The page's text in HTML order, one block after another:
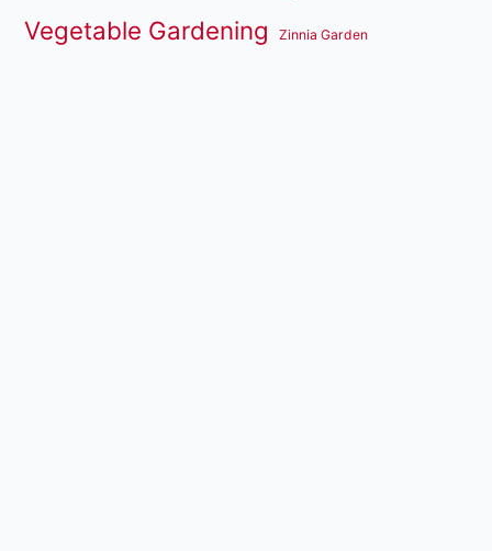
Vegetable Gardening Zinnia Garden